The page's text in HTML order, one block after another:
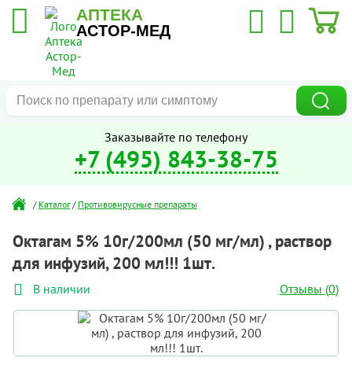
АПТЕКА
АСТОР-МЕД
Заказывайте по телефону
+7 (495) 843-38-75
/ Каталог / Противовирусные препараты
Октагам 5% 10г/200мл (50 мг/мл) , раствор
для инфузий, 200 мл!!! 1шт.
В наличии Отзывы (0)